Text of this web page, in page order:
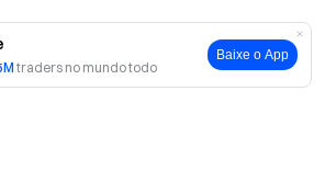
traders no mundo todo
Baixe o App